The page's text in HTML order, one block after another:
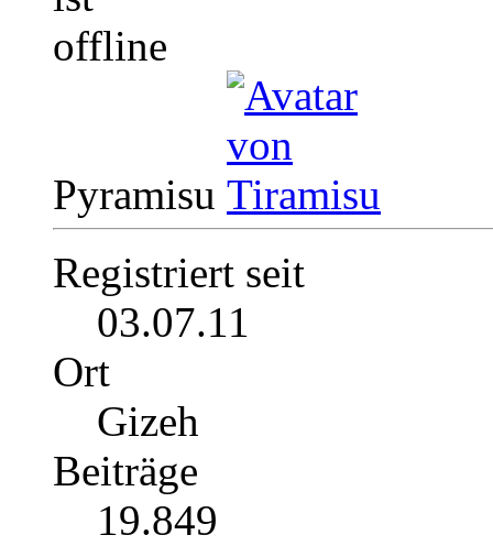
Pyramisu
Registriert seit
03.07.11
Ort
Gizeh
Beiträge
19.849